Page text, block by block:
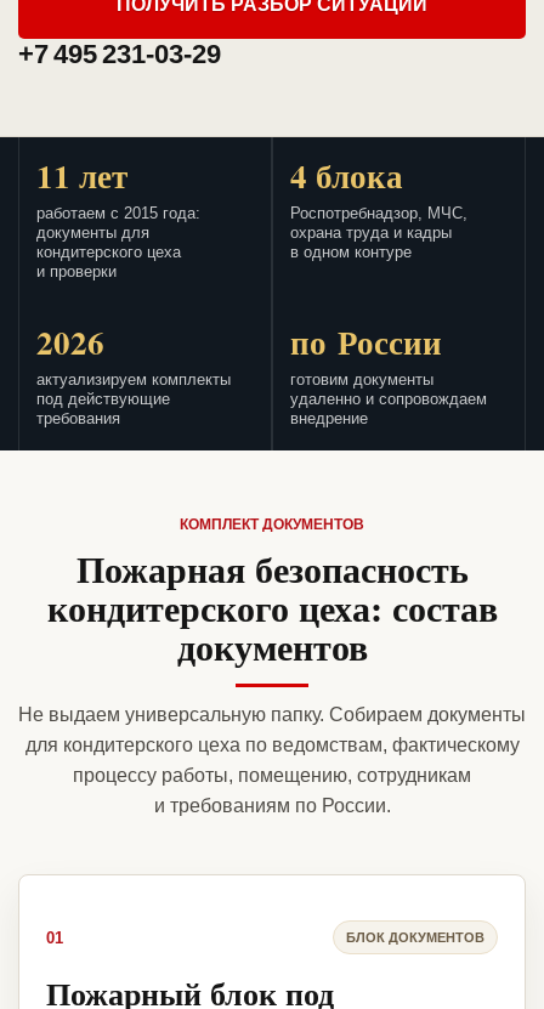
+7 495 231-03-29
11 лет
работаем с 2015 года:
документы для
кондитерского цеха
и проверки
4 блока
Роспотребнадзор, МЧС,
охрана труда и кадры
в одном контуре
2026
актуализируем комплекты
под действующие
требования
по России
готовим документы
удаленно и сопровождаем
внедрение
КОМПЛЕКТ ДОКУМЕНТОВ
Пожарная безопасность
кондитерского цеха: состав
документов
Не выдаем универсальную папку. Собираем документы
для кондитерского цеха по ведомствам, фактическому
процессу работы, помещению, сотрудникам
и требованиям по России.
01 БЛОК ДОКУМЕНТОВ
Пожарный блок под